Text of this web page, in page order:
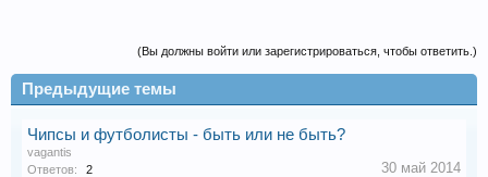
(Вы должны войти или зарегистрироваться, чтобы ответить.)
Предыдущие темы
Чипсы и футболисты - быть или не быть?
vagantis
Ответов:
2 30 май 2014